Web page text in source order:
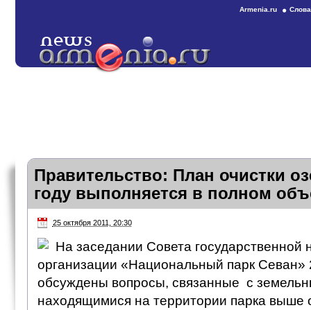
Armenia.ru
Правительство: План очистки
году выполняется в полном
25 октября 2011, 20:30
На заседании Совета государственной
организации «Национальный парк Севан»
обсуждены вопросы, связанные с
находящимися на территории парка выше